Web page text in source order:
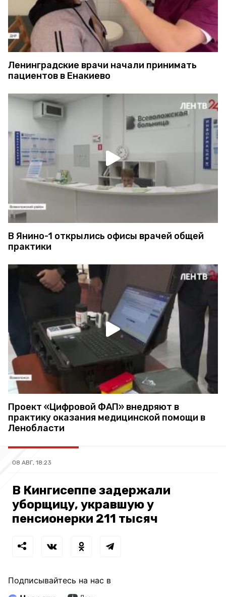
Ленинградские врачи начали принимать
пациентов в Енакиево
В Янино-1 открылись офисы врачей общей
практики
Проект «Цифровой ФАП» внедряют в
практику оказания медицинской помощи в
Ленобласти
08 АВГ, 18:23
В Кингисеппе задержали
уборщицу, укравшую у
пенсионерки 211 тысяч
Подписывайтесь на нас в